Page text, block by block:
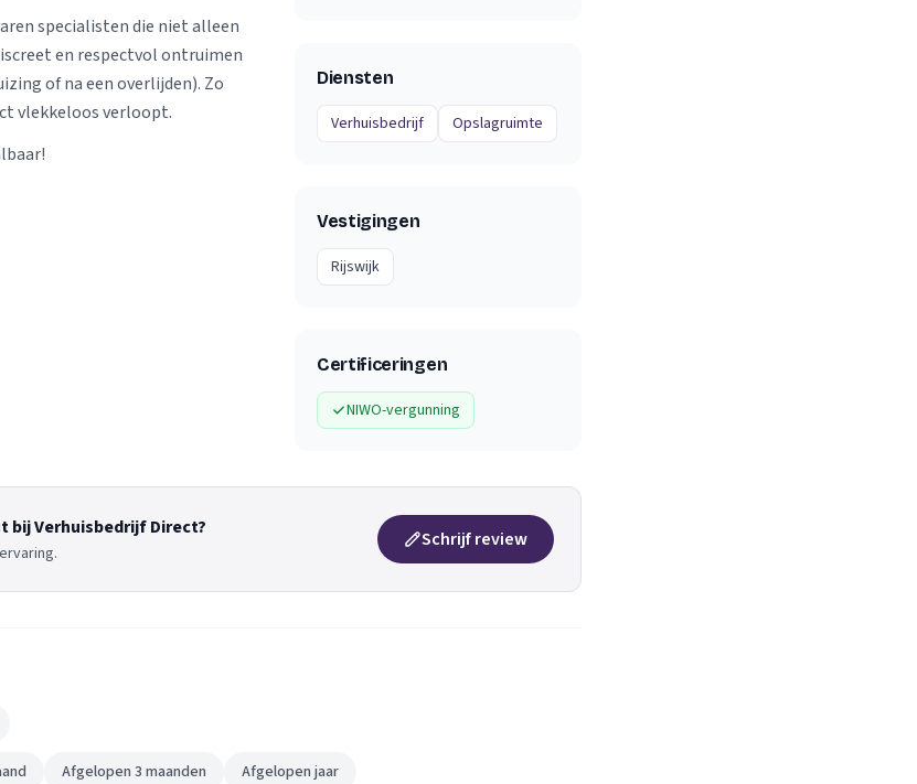
specialisten die niet alleen
en respectvol ontruimen
of na een overlijden). Zo
vlekkeloos verloopt.
Diensten
Verhuisbedrijf Opslagruimte
Vestigingen
Rijswijk
Certificeringen
NIWO-vergunning
bij Verhuisbedrijf Direct? Schrijf review
Afgelopen 3 maanden Afgelopen jaar